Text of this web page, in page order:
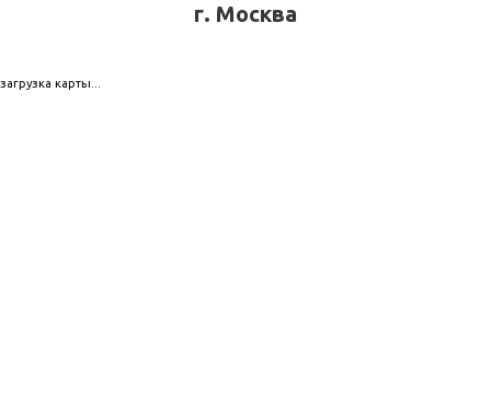
г. Москва
загрузка карты...